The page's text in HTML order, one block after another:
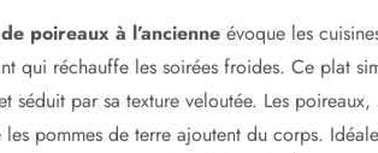
poireaux à l’ancienne évoque les
qui réchauffe les soirées froides. Ce plat
séduit par sa texture veloutée. Les
les pommes de terre ajoutent du corps.